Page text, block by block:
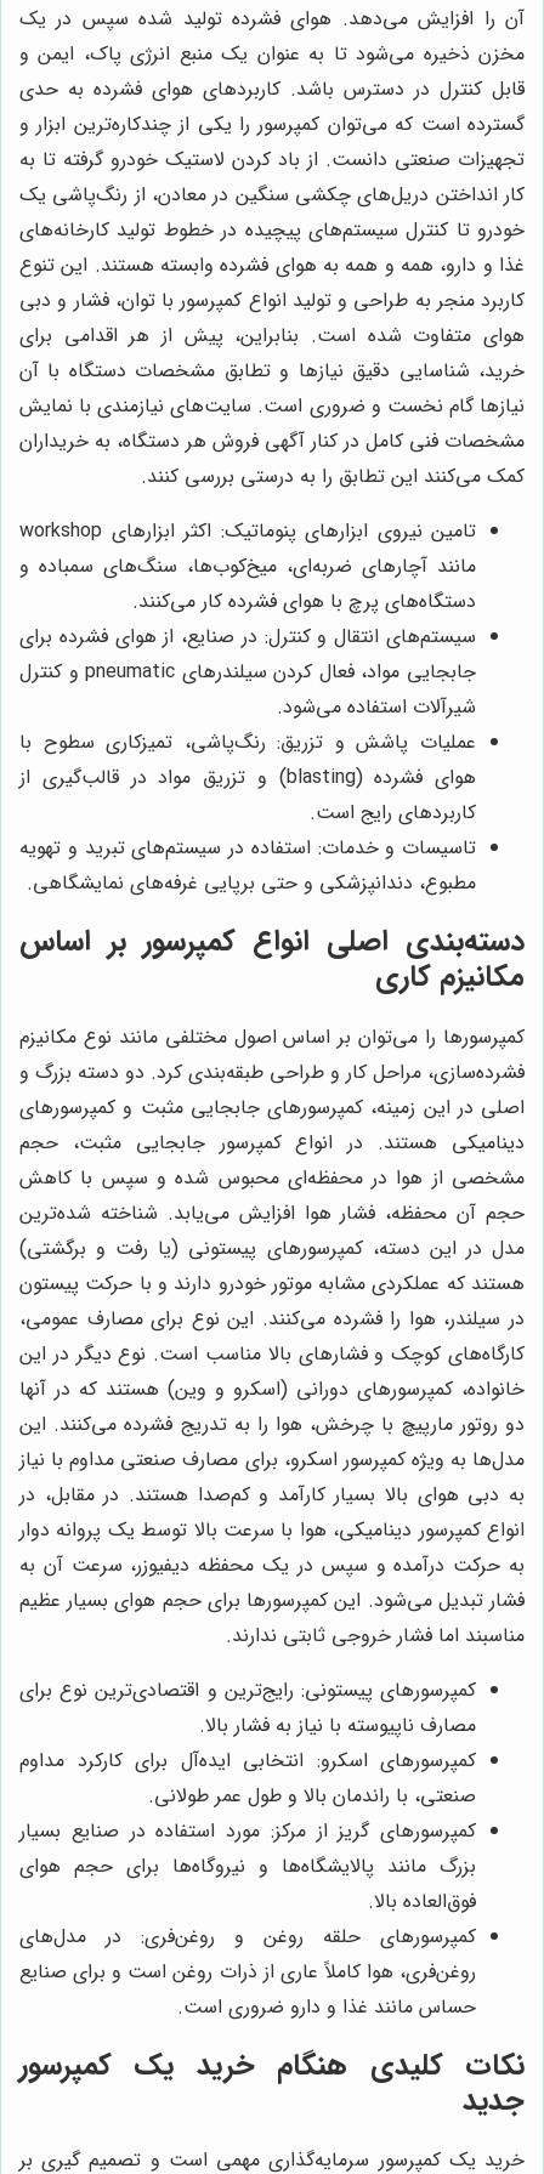
آن را افزایش می‌دهد. هوای فشرده تولید شده سپس در یک
مخزن ذخیره می‌شود تا به عنوان یک منبع انرژی پاک، ایمن و
قابل کنترل در دسترس باشد. کاربردهای هوای فشرده به حدی
گسترده است که می‌توان کمپرسور را یکی از چندکاره‌ترین ابزار و
تجهیزات صنعتی دانست. از باد کردن لاستیک خودرو گرفته تا به
کار انداختن دریل‌های چکشی سنگین در معادن، از رنگ‌پاشی یک
خودرو تا کنترل سیستم‌های پیچیده در خطوط تولید کارخانه‌های
غذا و دارو، همه و همه به هوای فشرده وابسته هستند. این تنوع
کاربرد منجر به طراحی و تولید انواع کمپرسور با توان، فشار و دبی
هوای متفاوت شده است. بنابراین، پیش از هر اقدامی برای
خرید، شناسایی دقیق نیازها و تطابق مشخصات دستگاه با آن
نیازها گام نخست و ضروری است. سایت‌های نیازمندی با نمایش
مشخصات فنی کامل در کنار آگهی فروش هر دستگاه، به خریداران
کمک می‌کنند این تطابق را به درستی بررسی کنند.
تامین نیروی ابزارهای پنوماتیک: اکثر ابزارهای workshop
مانند آچارهای ضربه‌ای، میخ‌کوب‌ها، سنگ‌های سمباده و
دستگاه‌های پرچ با هوای فشرده کار می‌کنند.
سیستم‌های انتقال و کنترل: در صنایع، از هوای فشرده برای
جابجایی مواد، فعال کردن سیلندرهای pneumatic و کنترل
شیرآلات استفاده می‌شود.
عملیات پاشش و تزریق: رنگ‌پاشی، تمیزکاری سطوح با
هوای فشرده (blasting) و تزریق مواد در قالب‌گیری از
کاربردهای رایج است.
تاسیسات و خدمات: استفاده در سیستم‌های تبرید و تهویه
مطبوع، دندانپزشکی و حتی برپایی غرفه‌های نمایشگاهی.
دسته‌بندی اصلی انواع کمپرسور بر اساس
مکانیزم کاری
کمپرسورها را می‌توان بر اساس اصول مختلفی مانند نوع مکانیزم
فشرده‌سازی، مراحل کار و طراحی طبقه‌بندی کرد. دو دسته بزرگ و
اصلی در این زمینه، کمپرسورهای جابجایی مثبت و کمپرسورهای
دینامیکی هستند. در انواع کمپرسور جابجایی مثبت، حجم
مشخصی از هوا در محفظه‌ای محبوس شده و سپس با کاهش
حجم آن محفظه، فشار هوا افزایش می‌یابد. شناخته شده‌ترین
مدل در این دسته، کمپرسورهای پیستونی (یا رفت و برگشتی)
هستند که عملکردی مشابه موتور خودرو دارند و با حرکت پیستون
در سیلندر، هوا را فشرده می‌کنند. این نوع برای مصارف عمومی،
کارگاه‌های کوچک و فشارهای بالا مناسب است. نوع دیگر در این
خانواده، کمپرسورهای دورانی (اسکرو و وین) هستند که در آنها
دو روتور مارپیچ با چرخش، هوا را به تدریج فشرده می‌کنند. این
مدل‌ها به ویژه کمپرسور اسکرو، برای مصارف صنعتی مداوم با نیاز
به دبی هوای بالا بسیار کارآمد و کم‌صدا هستند. در مقابل، در
انواع کمپرسور دینامیکی، هوا با سرعت بالا توسط یک پروانه دوار
به حرکت درآمده و سپس در یک محفظه دیفیوزر، سرعت آن به
فشار تبدیل می‌شود. این کمپرسورها برای حجم هوای بسیار عظیم
مناسبند اما فشار خروجی ثابتی ندارند.
کمپرسورهای پیستونی: رایج‌ترین و اقتصادی‌ترین نوع برای
مصارف ناپیوسته با نیاز به فشار بالا.
کمپرسورهای اسکرو: انتخابی ایده‌آل برای کارکرد مداوم
صنعتی، با راندمان بالا و طول عمر طولانی.
کمپرسورهای گریز از مرکز: مورد استفاده در صنایع بسیار
بزرگ مانند پالایشگاه‌ها و نیروگاه‌ها برای حجم هوای
فوق‌العاده بالا.
کمپرسورهای حلقه روغن و روغن‌فری: در مدل‌های
روغن‌فری، هوا کاملاً عاری از ذرات روغن است و برای صنایع
حساس مانند غذا و دارو ضروری است.
نکات کلیدی هنگام خرید یک کمپرسور
جدید
خرید یک کمپرسور سرمایه‌گذاری مهمی است و تصمیم گیری بر